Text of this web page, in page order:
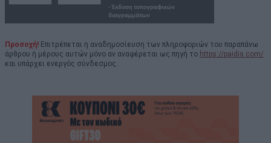
Προσοχή! Επιτρέπεται η αναδημοσίευση των πληροφοριών του παραπάνω
άρθρου ή μέρους αυτών μόνο αν αναφέρεται ως πηγή το https://paidis.com/
και υπάρχει ενεργός σύνδεσμος.